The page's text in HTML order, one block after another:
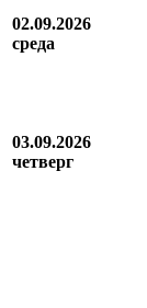
02.09.2026
среда
03.09.2026
четверг